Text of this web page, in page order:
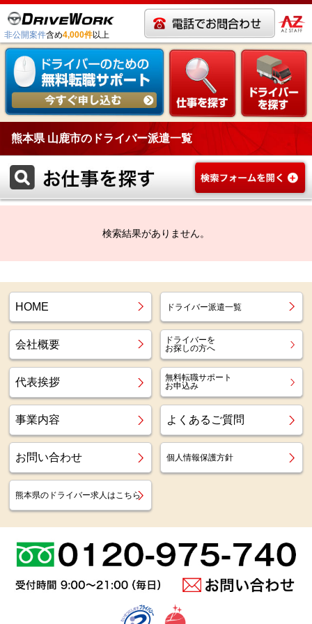
非公開案件含め4,000件以上
熊本県 山鹿市のドライバー派遣一覧
検索結果がありません。
HOME ドライバー派遣一覧
会社概要
ドライバーを
お探しの方へ
代表挨拶
無料転職サポート
お申込み
事業内容 よくあるご質問
お問い合わせ 個人情報保護方針
熊本県のドライバー求人はこちら